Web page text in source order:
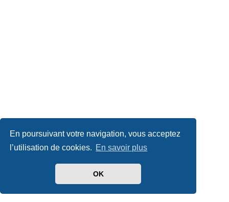
En poursuivant votre navigation, vous acceptez
l’utilisation de cookies. En savoir plus
OK